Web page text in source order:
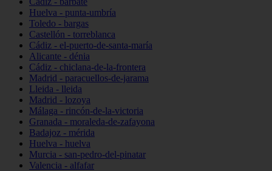
Huelva - punta-umbría
Toledo - bargas
Castellón - torreblanca
Cádiz - el-puerto-de-santa-maría
Alicante - dénia
Cádiz - chiclana-de-la-frontera
Madrid - paracuellos-de-jarama
Lleida - lleida
Madrid - lozoya
Málaga - rincón-de-la-victoria
Granada - moraleda-de-zafayona
Badajoz - mérida
Huelva - huelva
Murcia - san-pedro-del-pinatar
Valencia - alfafar